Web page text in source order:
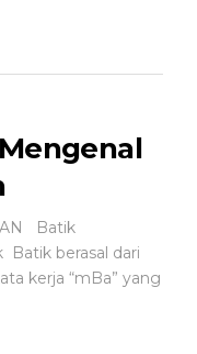
Batik
berasal dari
kerja “mBa” yang